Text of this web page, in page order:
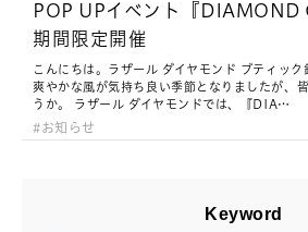
POP UPイベント『DIAMOND
期間限定開催
こんにちは。ラザール ダイヤモンド ブティック
爽やかな風が気持ち良い季節となりましたが、
うか。 ラザール ダイヤモンドでは、『DIA…
お知らせ
Keyword